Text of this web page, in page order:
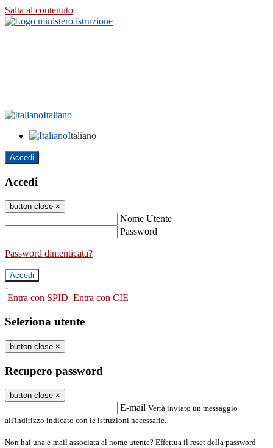
Salta al contenuto
Italiano
Italiano
Accedi
Accedi
button close ×
Nome Utente
Password
Password dimenticata?
-
Entra con SPID Entra con CIE
Seleziona utente
button close ×
Recupero password
button close ×
E-mail Verrà inviato un messaggio
all'indirizzo indicato con le istruzioni necessarie.
Non hai una e-mail associata al nome utente? Effettua il reset della password